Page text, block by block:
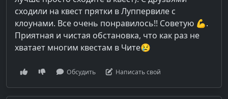
сходили на квест прятки в Луппервиле с
клоунами. Все очень понравилось!! Советую 💪.
Приятная и чистая обстановка, что как раз не
хватает многим квестам в Чите😢
Обсудить Написать свой